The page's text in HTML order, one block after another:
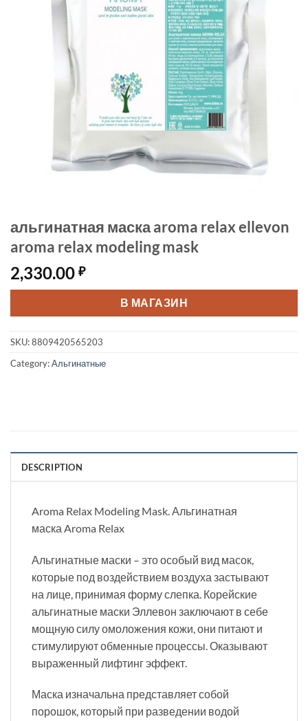
альгинатная маска aroma relax ellevon
aroma relax modeling mask
2,330.00 ₽
В МАГАЗИН
SKU:8809420565203
Category:Альгинатные
DESCRIPTION
Aroma Relax Modeling Mask. Альгинатная
маска Aroma Relax
Альгинатные маски – это особый вид масок,
которые под воздействием воздуха застывают
на лице, принимая форму слепка. Корейские
альгинатные маски Эллевон заключают в себе
мощную силу омоложения кожи, они питают и
стимулируют обменные процессы. Оказывают
выраженный лифтинг эффект.
Маска изначальна представляет собой
порошок, который при разведении водой